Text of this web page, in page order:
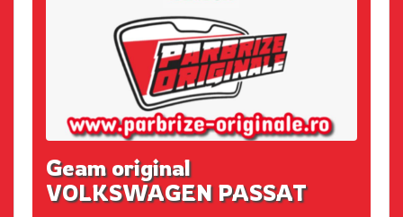
Geam original
VOLKSWAGEN PASSAT